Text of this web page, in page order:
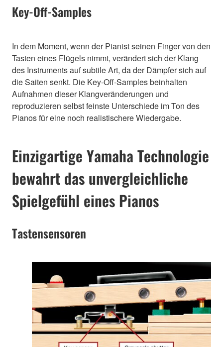
Key-Off-Samples
In dem Moment, wenn der Pianist seinen Finger von den
Tasten eines Flügels nimmt, verändert sich der Klang
des Instruments auf subtile Art, da der Dämpfer sich auf
die Saiten senkt. Die Key-Off-Samples beinhalten
Aufnahmen dieser Klangveränderungen und
reproduzieren selbst feinste Unterschiede im Ton des
Pianos für eine noch realistischere Wiedergabe.
Einzigartige Yamaha Technologie
bewahrt das unvergleichliche
Spielgefühl eines Pianos
Tastensensoren